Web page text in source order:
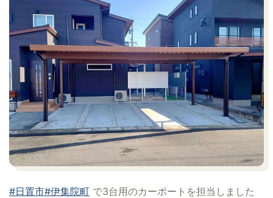
#日置市#伊集院町 で3台用のカーポートを担当しました